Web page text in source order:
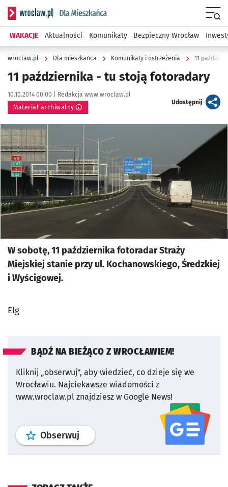
Serwis informacyjny wroclaw.pl podserwis: Dla mieszkańca
WAKACJE Aktualności Komunikaty Bezpieczny Wrocław
wroclaw.pl Dla mieszkańca Komunikaty i ostrzeżenia 11
11 października - tu stoją fotoradary
Data publikacji:
10.10.2014 00:00 | Autor:
Redakcja www.wroclaw.pl
Materiał archiwalny
Udostępnijartykuł
Kliknij, aby powiększyć
W sobotę, 11 października fotoradar Straży
Miejskiej stanie przy ul. Kochanowskiego, Średzkiej
i Wyścigowej.
Elg
BĄDŹ NA BIEŻĄCO Z WROCŁAWIEM!
Kliknij „obserwuj”, aby wiedzieć, co dzieje się we
Wrocławiu. Najciekawsze wiadomości z
www.wroclaw.pl znajdziesz w Google News!
Obserwuj profil serwisu